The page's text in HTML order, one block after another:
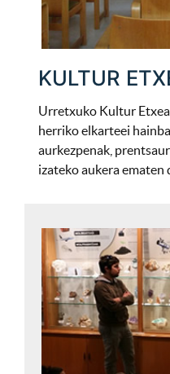
KULTUR
Urretxuko Kultur
herriko elkarteei
aurkezpenak,
izateko aukera ematen